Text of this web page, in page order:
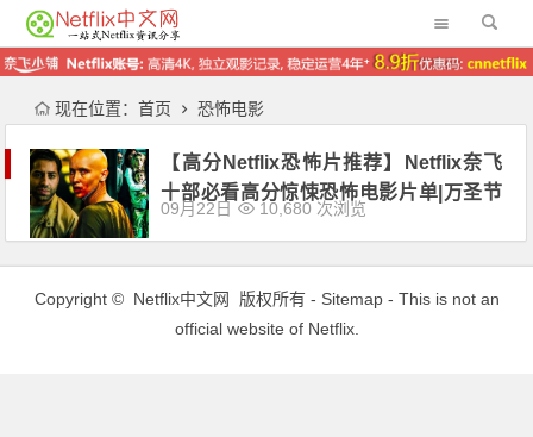
现在位置： 首页 恐怖电影
【高分Netflix恐怖片推荐】Netflix奈飞
十部必看高分惊悚恐怖电影片单|万圣节
特别推荐
09月22日 10,680 次浏览
Copyright © Netflix中文网 版权所有 - Sitemap- This is not an
official website of Netflix.